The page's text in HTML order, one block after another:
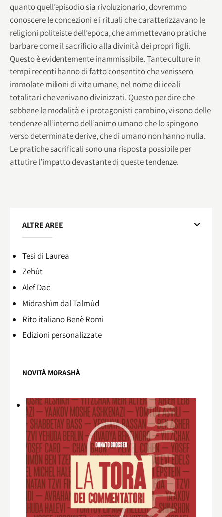
quanto quell’episodio sia rivoluzionario, dovremmo
conoscere le concezioni e i rituali che caratterizzavano le
religioni politeiste dell’epoca, che ammettevano pratiche
barbare come il sacrificio alla divinità dei propri figli.
Questo è evidentemente inammissibile. Tante culture in
tempi recenti hanno di fatto consentito che venissero
immolate milioni di vite umane, nel nome di ideali
totalitari che venivano divinizzati. Questo per dire che
sebbene le modalità e i protagonisti cambino, vi sono delle
tendenze all’interno dell’animo umano che lo spingono
verso determinate derive, che di umano non hanno nulla.
Le pratiche sacrificali sono una risposta possibile per
attutire l’impatto devastante di queste tendenze.
ALTRE AREE
Tesi di Laurea
Zehùt
Alef Dac
Midrashìm dal Talmùd
Rito italiano Benè Romi​
Edizioni personalizzate
NOVITÀ MORASHÀ